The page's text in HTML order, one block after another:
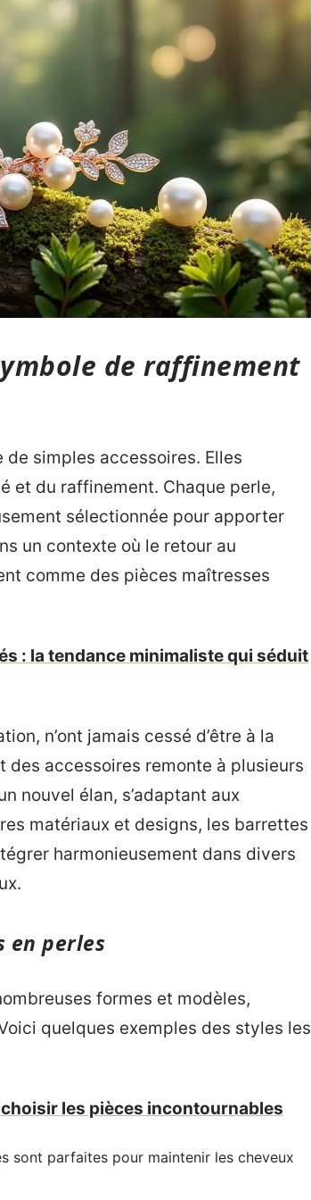
de raffinement
simples accessoires. Elles
et du raffinement. Chaque perle,
sélectionnée pour apporter
un contexte où le retour au
comme des pièces maîtresses
: la tendance minimaliste qui séduit
n’ont jamais cessé d’être à la
des accessoires remonte à plusieurs
nouvel élan, s’adaptant aux
matériaux et designs, les barrettes
harmonieusement dans divers
en perles
formes et modèles,
quelques exemples des styles les
les pièces incontournables
sont parfaites pour maintenir les cheveux